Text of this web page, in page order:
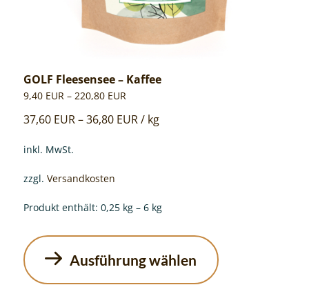
GOLF Fleesensee – Kaffee
9,40 EUR – 220,80 EUR
37,60 EUR–36,80 EUR/ kg
inkl. MwSt.
zzgl. Versandkosten
Produkt enthält: 0,25 kg – 6 kg
Ausführung wählen